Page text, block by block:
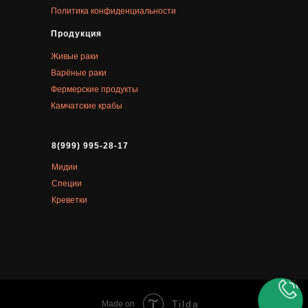
Политика конфиденциальности
Продукция
Живые раки
Варёные раки
Фермерские продукты
Камчатские крабы
8(999) 995-28-17
Мидии
Специи
Креветки
Made on Tilda